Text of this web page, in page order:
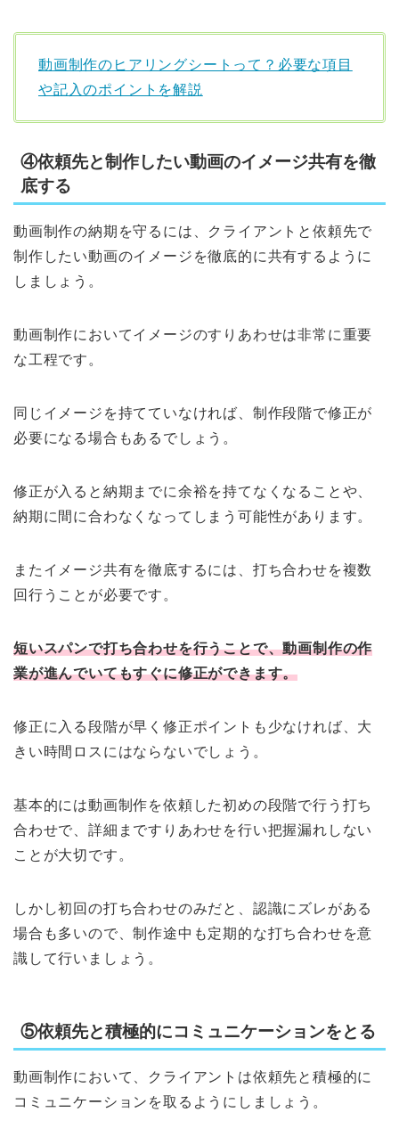
動画制作のヒアリングシートって？必要な項目
や記入のポイントを解説
④依頼先と制作したい動画のイメージ共有を徹
底する
動画制作の納期を守るには、クライアントと依頼先で
制作したい動画のイメージを徹底的に共有するように
しましょう。
動画制作においてイメージのすりあわせは非常に重要
な工程です。
同じイメージを持てていなければ、制作段階で修正が
必要になる場合もあるでしょう。
修正が入ると納期までに余裕を持てなくなることや、
納期に間に合わなくなってしまう可能性があります。
またイメージ共有を徹底するには、打ち合わせを複数
回行うことが必要です。
短いスパンで打ち合わせを行うことで、動画制作の作
業が進んでいてもすぐに修正ができます。
修正に入る段階が早く修正ポイントも少なければ、大
きい時間ロスにはならないでしょう。
基本的には動画制作を依頼した初めの段階で行う打ち
合わせで、詳細まですりあわせを行い把握漏れしない
ことが大切です。
しかし初回の打ち合わせのみだと、認識にズレがある
場合も多いので、制作途中も定期的な打ち合わせを意
識して行いましょう。
⑤依頼先と積極的にコミュニケーションをとる
動画制作において、クライアントは依頼先と積極的に
コミュニケーションを取るようにしましょう。